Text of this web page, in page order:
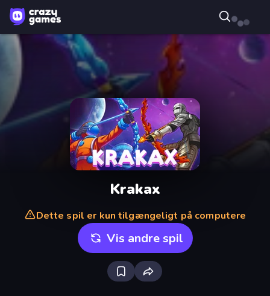
Krakax
Dette spil er kun tilgængeligt på computere
Vis andre spil